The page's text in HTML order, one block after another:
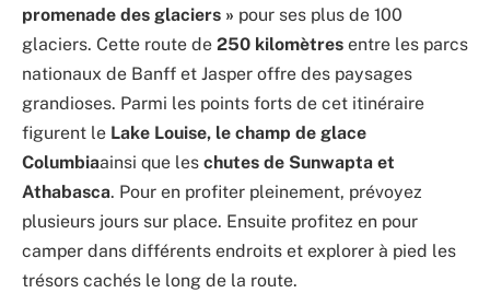
promenade des glaciers » pour ses plus de 100
glaciers. Cette route de 250 kilomètres entre les parcs
nationaux de Banff et Jasper offre des paysages
grandioses. Parmi les points forts de cet itinéraire
figurent le Lake Louise, le champ de glace
Columbiaainsi que les chutes de Sunwapta et
Athabasca. Pour en profiter pleinement, prévoyez
plusieurs jours sur place. Ensuite profitez en pour
camper dans différents endroits et explorer à pied les
trésors cachés le long de la route.